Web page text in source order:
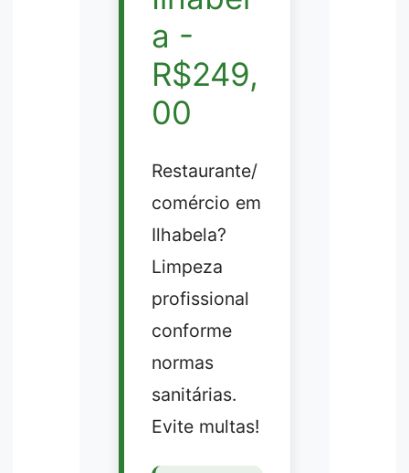
a -
R$249,
00
Restaurante/
comércio em
Ilhabela?
Limpeza
profissional
conforme
normas
sanitárias.
Evite multas!